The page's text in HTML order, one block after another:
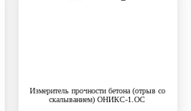
Измеритель прочности бетона (отрыв со
скалыванием) ОНИКС-1.ОС